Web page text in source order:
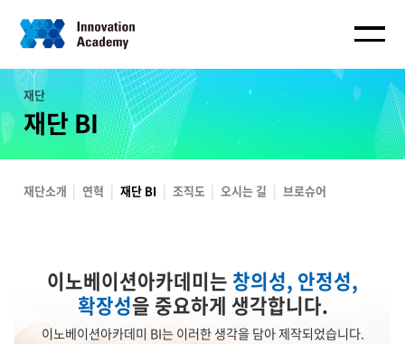
재단
재단 BI
재단소개 연혁 재단 BI 조직도 오시는 길 브로슈어
이노베이션아카데미는 창의성, 안정성,
확장성을 중요하게 생각합니다.
이노베이션아카데미 BI는 이러한 생각을 담아 제작되었습니다.